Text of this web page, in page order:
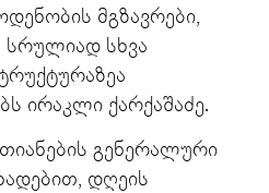
მგზავრები,
სრულიად სხვა
ირაკლი ქარქაშაძე.
გენერალური
დღეის